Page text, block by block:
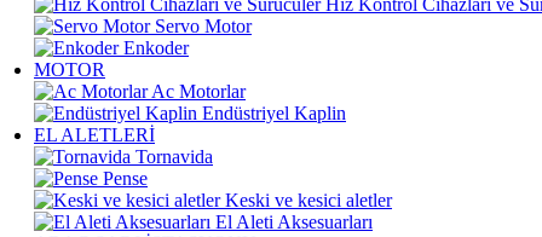
Hız Kontrol Cihazları ve
Servo Motor
Enkoder
MOTOR
Ac Motorlar
Endüstriyel Kaplin
EL ALETLERİ
Tornavida
Pense
Keski ve kesici aletler
El Aleti Aksesuarları